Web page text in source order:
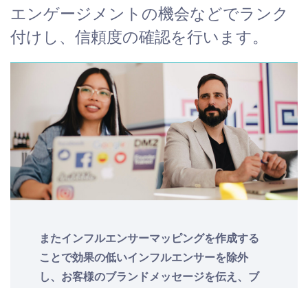
エンゲージメントの機会などでランク
付けし、信頼度の確認を行います。
またインフルエンサーマッピングを作成する
ことで効果の低いインフルエンサーを除外
し、お客様のブランドメッセージを伝え、ブ